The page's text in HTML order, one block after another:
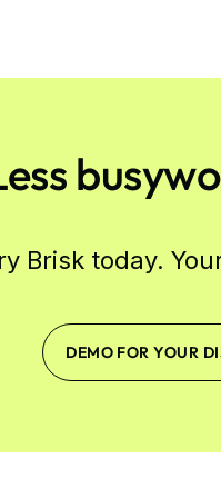
Brisk today.
DEMO FOR YOUR